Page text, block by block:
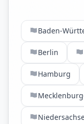
Baden-
Berlin
Hamburg